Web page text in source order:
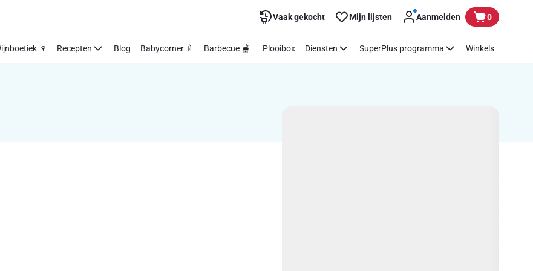
Vaak gekocht Mijn lijsten Aanmelden 0
🍷 Recepten Blog Babycorner 🍼 Barbecue 🫕 Plooibox Diensten SuperPlus programma Winkels